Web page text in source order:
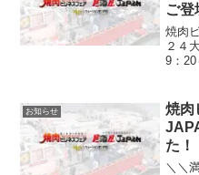
ご登
焼肉
２４
9：
グセ
ちら
お知らせ
焼肉
た！
＼＼